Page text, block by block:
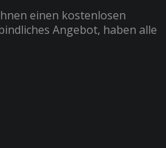
einen kostenlosen
Angebot, haben alle